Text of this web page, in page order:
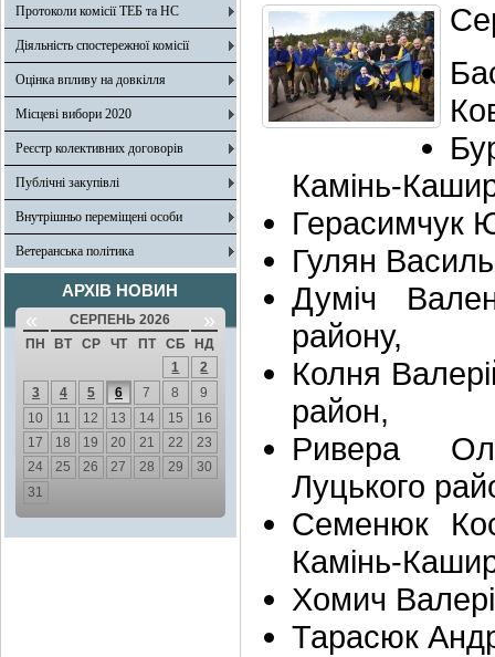
Протоколи комісії ТЕБ та НС
Діяльність спостережної комісії
Оцінка впливу на довкілля
Місцеві вибори 2020
Реєстр колективних договорів
Публічні закупівлі
Внутрішньо переміщені особи
Ветеранська політика
АРХІВ НОВИН
« СЕРПЕНЬ 2026 »
ПН ВТ СР ЧТ ПТ СБ
НД
1
2
3
4 5 6 7 8
9
10
11 12 13 14 15
16
17
18 19 20 21 22
23
24
25 26 27 28 29
30
31
Камінь-
Герасимчук
Гулян
Думіч
району,
Колня
район,
Ривера
Луцького
Семенюк
Камінь-
Хомич
Тарасюк